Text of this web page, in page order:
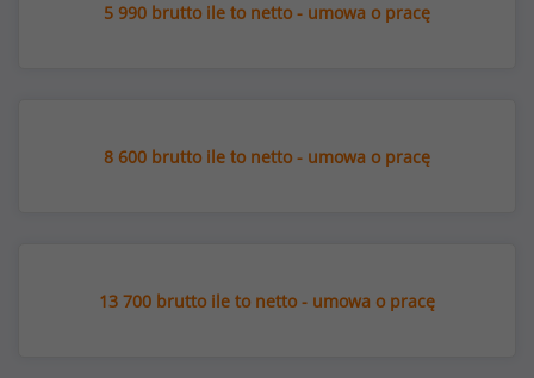
5 990 brutto ile to netto - umowa o pracę
8 600 brutto ile to netto - umowa o pracę
13 700 brutto ile to netto - umowa o pracę